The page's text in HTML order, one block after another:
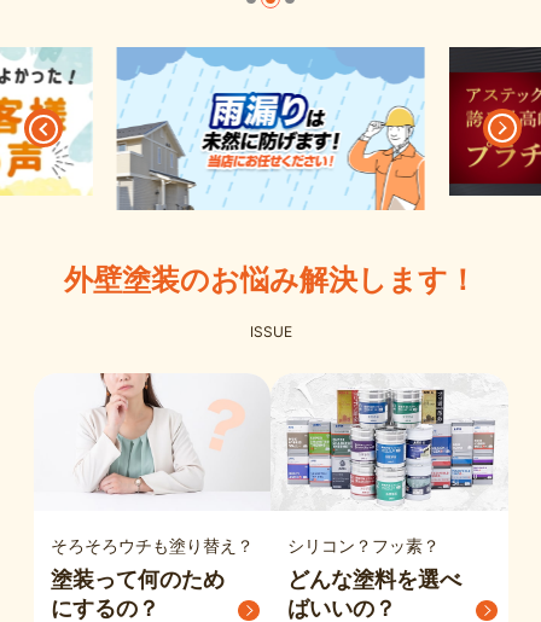
外壁塗装のお悩み解決します！
ISSUE
そろそろウチも塗り替え？
塗装って何のため
にするの？
シリコン？フッ素？
どんな塗料を選べ
ばいいの？